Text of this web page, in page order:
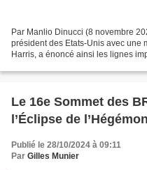
Par Manlio Dinucci (8 novembre
président des Etats-Unis avec une
Harris, a énoncé ainsi les lignes
Le 16e Sommet des
l’Éclipse de
Publié le 28/10/2024 à 09:11
Par Gilles Munier